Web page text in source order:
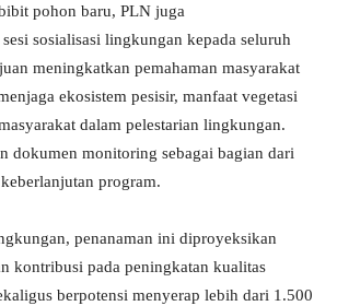
pohon baru, PLN juga
sosialisasi lingkungan kepada seluruh
meningkatkan pemahaman masyarakat
ekosistem pesisir, manfaat vegetasi
dalam pelestarian lingkungan.
dokumen monitoring sebagai bagian dari
program.
penanaman ini diproyeksikan
kontribusi pada peningkatan kualitas
berpotensi menyerap lebih dari 1.500